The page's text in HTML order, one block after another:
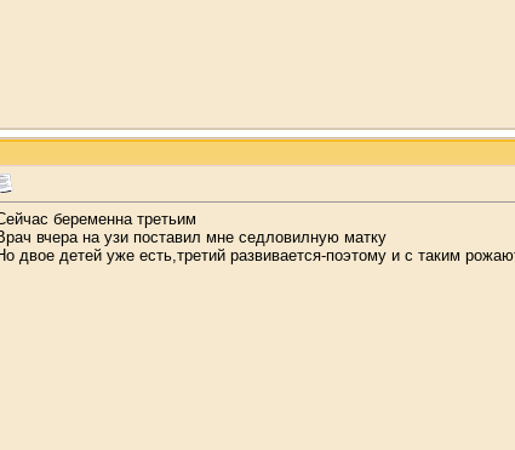
беременна третьим
вчера на узи поставил мне седловилную матку
двое детей уже есть,третий развивается-поэтому и с таким